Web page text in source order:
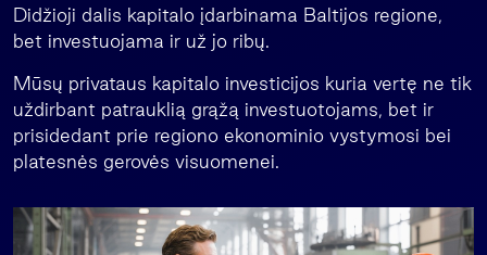
Didžioji dalis kapitalo įdarbinama Baltijos regione,
bet investuojama ir už jo ribų.
Mūsų privataus kapitalo investicijos kuria vertę ne tik
uždirbant patrauklią grąžą investuotojams, bet ir
prisidedant prie regiono ekonominio vystymosi bei
platesnės gerovės visuomenei.